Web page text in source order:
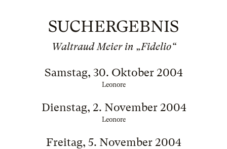
SUCHERGEBNIS
Waltraud Meier in „Fidelio“
Samstag, 30. Oktober 2004
Leonore
Dienstag, 2. November 2004
Leonore
Freitag, 5. November 2004